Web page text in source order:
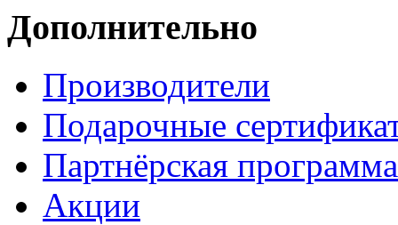
Дополнительно
Производители
Подарочные
Партнёрская программа
Акции